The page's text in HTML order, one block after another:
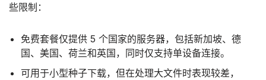
些限制：
免费套餐仅提供 5 个国家的服务器，包括新加坡、德
国、美国、荷兰和英国，同时仅支持单设备连接。
可用于小型种子下载，但在处理大文件时表现较差，